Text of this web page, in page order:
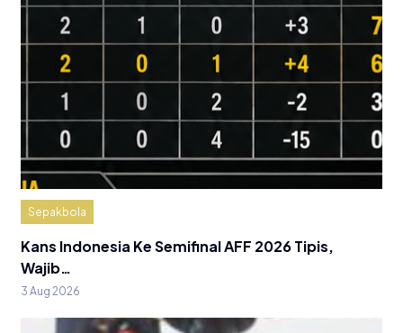
Sepakbola
Kans Indonesia Ke Semifinal AFF 2026 Tipis,
Wajib…
3 Aug 2026